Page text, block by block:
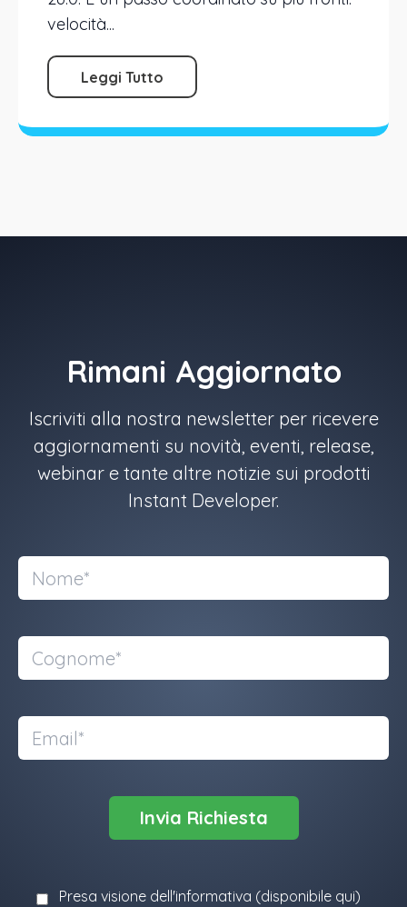
velocità...
Leggi Tutto
Rimani Aggiornato
Iscriviti alla nostra newsletter per ricevere
aggiornamenti su novità, eventi, release,
webinar e tante altre notizie sui prodotti
Instant Developer.
Presa visione dell'informativa (disponibile qui)